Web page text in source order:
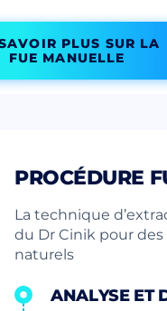
PLUS SUR LA
FUE MANUELLE
PROCÉDURE
La technique
du Dr Cinik pour
naturels
ANALYSE ET